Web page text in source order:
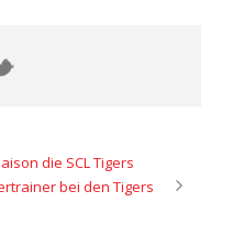
die SCL Tigers
bei den Tigers